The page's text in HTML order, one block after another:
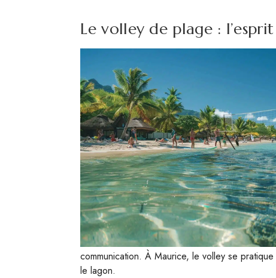
Le volley de plage :
communication. À Maurice, le volley se
le lagon.